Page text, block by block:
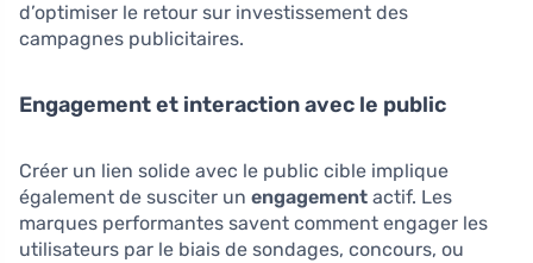
d’optimiser le retour sur investissement des
campagnes publicitaires.
Engagement et interaction avec le public
Créer un lien solide avec le public cible implique
également de susciter un engagement actif. Les
marques performantes savent comment engager les
utilisateurs par le biais de sondages, concours, ou